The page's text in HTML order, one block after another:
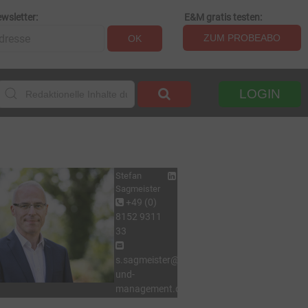
OK
E&M gratis testen:
ZUM PROBEABO
LOGIN
Stefan
Sagmeister
+49 (0)
8152 9311
33
s.sagmeister@energie-
und-
management.de